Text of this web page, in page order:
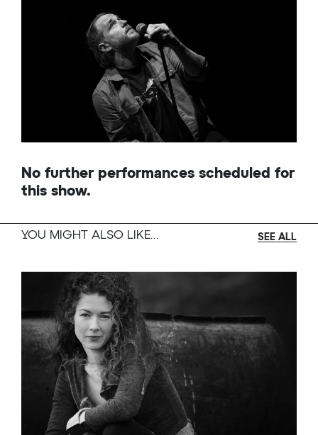
Tout public. À partir de 10 ans.
Durée: 75 minutes
du conte de Montréal.
Le spectacle est complet ou vous ne trouvez
vous à notre liste d’attente en cliquant sur le
lien suivant:
https://forms.office.com/r/LFbtsbxTxy
No further performances scheduled for
this show.
YOU MIGHT ALSO LIKE... SEE ALL